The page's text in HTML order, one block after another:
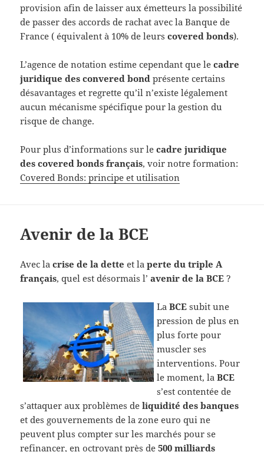
provision afin de laisser aux émetteurs la possibilité
de passer des accords de rachat avec la Banque de
France ( équivalent à 10% de leurscovered bonds).
L’agence de notation estime cependant que lecadre
juridique des convered bond présente certains
désavantages et regrette qu’il n’existe légalement
aucun mécanisme spécifique pour la gestion du
risque de change.
Pour plus d’informations sur lecadre juridique
des covered bonds français, voir notre formation:
Covered Bonds: principe et utilisation
Avenir de la BCE
Avec la crise de la dette et laperte du triple A
français, quel est désormais l’avenir de la BCE ?
LaBCE subit une
pression de plus en
plus forte pour
muscler ses
interventions. Pour
le moment, laBCE
s’est contentée de
s’attaquer aux problèmes de liquidité des banques
et des gouvernements de la zone euro qui ne
peuvent plus compter sur les marchés pour se
refinancer, en octroyant près de500 milliards